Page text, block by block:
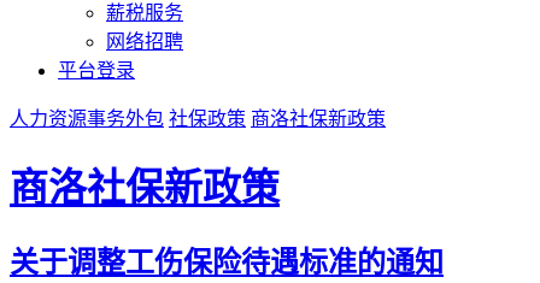
薪税服务
网络招聘
平台登录
人力资源事务外包 社保政策 商洛社保新政策
商洛社保新政策
关于调整工伤保险待遇标准的通知